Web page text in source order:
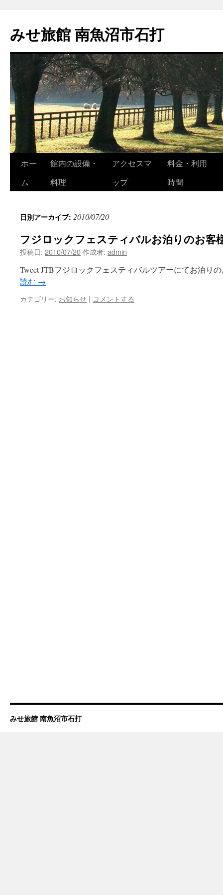
テ
ン
ス
キ
ッ
プ
みせ旅館 南魚沼市石打
ホー
ム
館内の設備・
料理
アクセスマ
ップ
料金・利用
時間
日別アーカイブ: 2010/07/20
フジロックフェスティバルお泊りのお客
投稿日: 2010/07/20作成者: admin
Tweet JTBフジロックフェスティバルツアーにてお泊り
読む →
カテゴリー: お知らせ | コメントする
みせ旅館 南魚沼市石打